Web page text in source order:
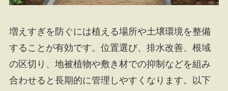
増えすぎを防ぐには植える場所や土壌環境を整備
することが有効です。位置選び、排水改善、根域
の区切り、地被植物や敷き材での抑制などを組み
合わせると長期的に管理しやすくなります。以下